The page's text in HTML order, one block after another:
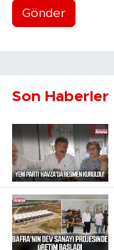
Gönder
Son Haberler